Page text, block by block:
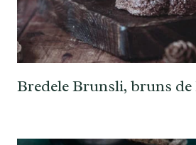
Bredele Brunsli, bruns de